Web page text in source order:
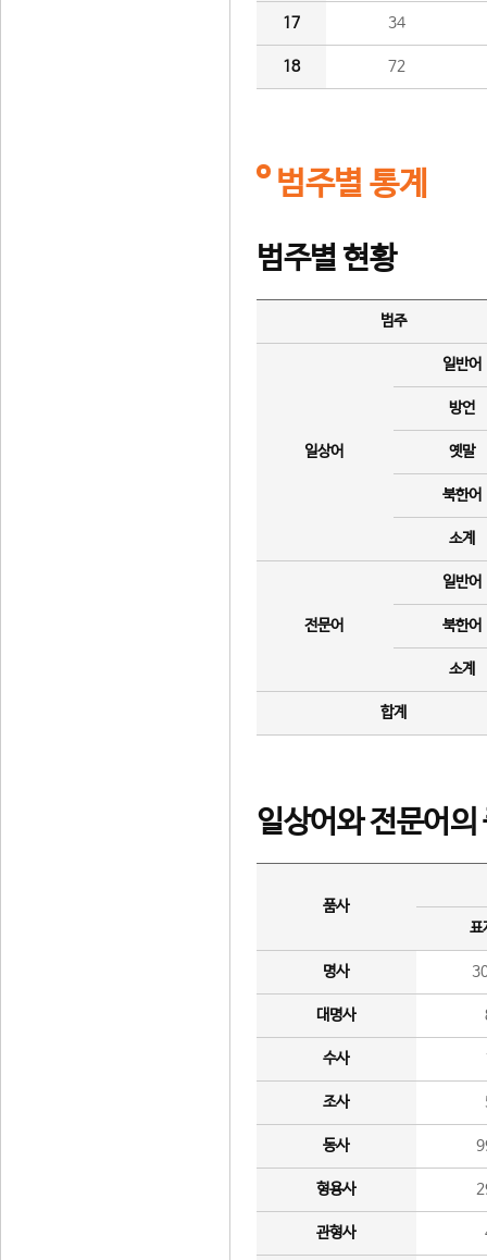
17 34
18 72
범주별 통계
범주별 현황
범주
일상어
일반어
방언
옛말
북한어
소계
전문어
일반어
북한어
소계
합계
일상어와 전문어의
품사
표
명사
대명사
수사
조사
동사
형용사
관형사